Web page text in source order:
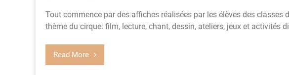
Tout commence par des affiches réalisées par les élèves des classes
thème du cirque: film, lecture, chant, dessin, ateliers, jeux et activités
Read More